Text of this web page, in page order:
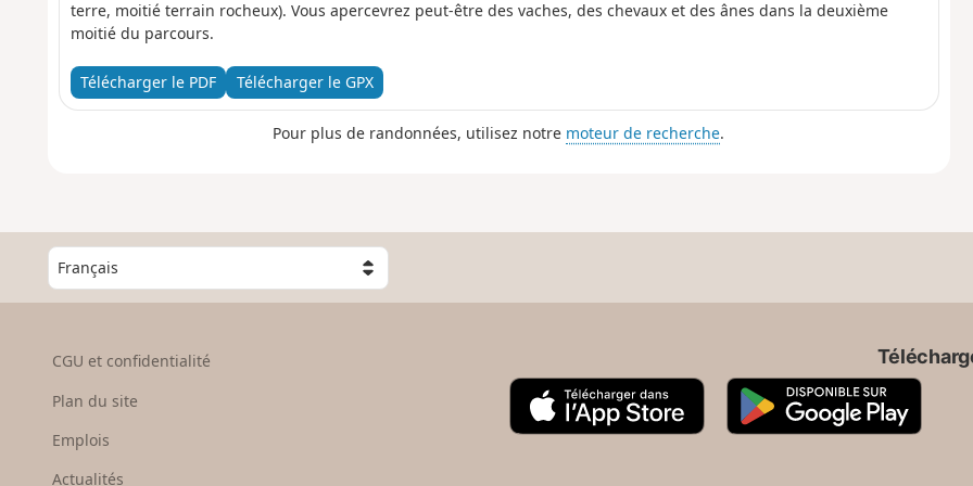
terre, moitié terrain rocheux). Vous apercevrez peut-être des vaches, des chevaux et des ânes dans la deuxième
moitié du parcours.
Télécharger le PDF Télécharger le GPX
Pour plus de randonnées, utilisez notre moteur de recherche.
C
o
s
e
CGU et confidentialité
Plan du site
Emplois
Actualités
A
p
G
o